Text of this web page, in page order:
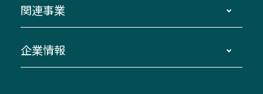
迂回・休止について
臨時バスについて
伊勢二見鳥羽周遊バスCANばす
「みえブルーライン」（三重大学病院直通バ
南紀～VISON～名古屋
湯の山温泉～名古屋
桑名・長島温泉・金城ふ頭駅～中部国際空港
（休止中）
お問い合わせ
貸切バス団体旅行
美し国周遊ばす
関連事業
自家用自動車車両運行管理
企業情報